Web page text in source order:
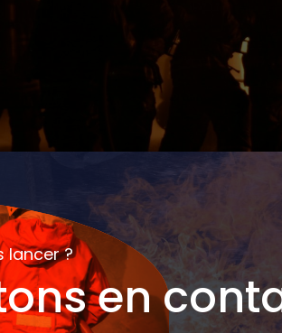
lancer ?
en